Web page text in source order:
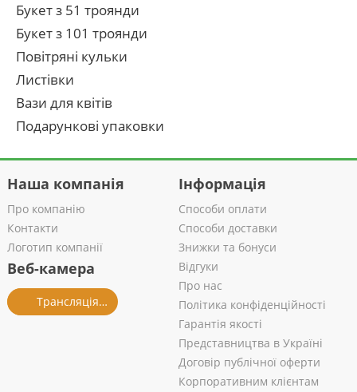
Букет з 51 троянди
Букет з 101 троянди
Повітряні кульки
Листівки
Вази для квітів
Подарункові упаковки
Наша компанія
Про компанію
Контакти
Логотип компанії
Веб-камера
Трансляція із салону
Інформація
Способи оплати
Способи доставки
Знижки та бонуси
Відгуки
Про нас
Політика конфіденційності
Гарантія якості
Представництва в Україні
Договір публічної оферти
Корпоративним клієнтам